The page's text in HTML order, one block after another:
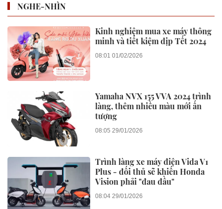
NGHE-NHÌN
Kinh nghiệm mua xe máy thông
minh và tiết kiệm dịp Tết 2024
08:01 01/02/2026
Yamaha NVX 155 VVA 2024 trình
làng, thêm nhiều màu mới ấn
tượng
08:05 29/01/2026
Trình làng xe máy điện Vida V1
Plus - đối thủ sẽ khiến Honda
Vision phải "đau đầu"
08:04 29/01/2026